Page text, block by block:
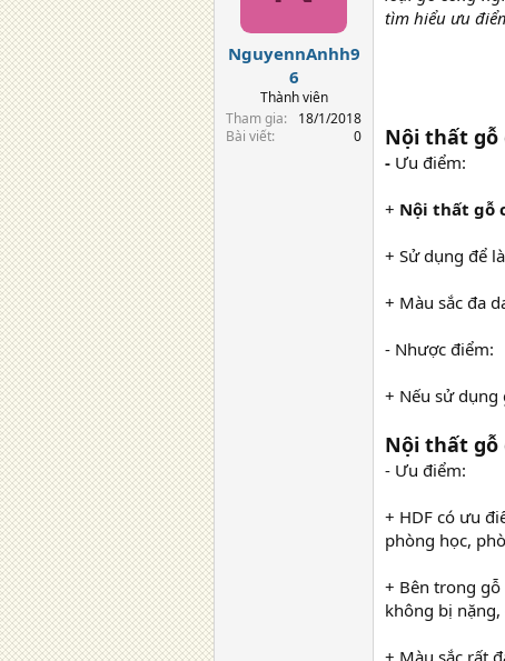
NguyennAnhh9
6
Thành viên
Tham gia
18/1/2018
Bài viết
0
tìm hiểu ưu
Nội thất gỗ
- Ưu điểm:
+ Nội thất gỗ
+ Sử dụng để
+ Màu sắc đa
- Nhược điểm:
+ Nếu sử dụng
Nội thất gỗ
- Ưu điểm:
+ HDF có ưu
phòng học,
+ Bên trong
không bị nặng,
+ Màu sắc rất